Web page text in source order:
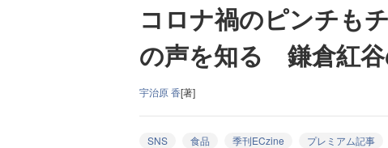
コロナ禍のピンチも
の声を知る 鎌倉紅
宇治原 香[著]
SNS 食品 季刊ECzine プレミアム記事